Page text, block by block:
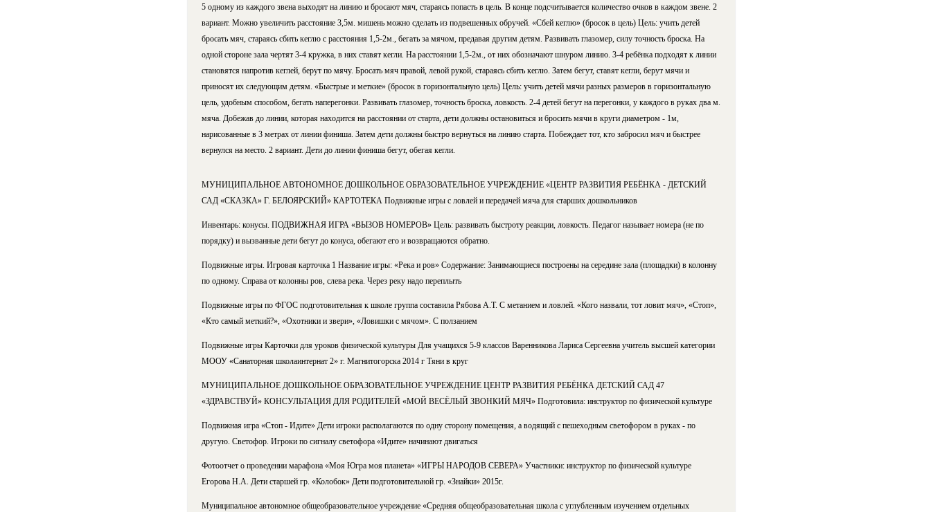
5 одному из каждого звена выходят на линию и бросают мяч, стараясь попасть в цель. В конце подсчитывается количество очков в каждом звене. 2
вариант. Можно увеличить расстояние 3,5м. мишень можно сделать из подвешенных обручей. «Сбей кеглю» (бросок в цель) Цель: учить детей
бросать мяч, стараясь сбить кеглю с расстояния 1,5-2м., бегать за мячом, предавая другим детям. Развивать глазомер, силу точность броска. На
одной стороне зала чертят 3-4 кружка, в них ставят кегли. На расстоянии 1,5-2м., от них обозначают шнуром линию. 3-4 ребёнка подходят к линии
становятся напротив кеглей, берут по мячу. Бросать мяч правой, левой рукой, стараясь сбить кеглю. Затем бегут, ставят кегли, берут мячи и
приносят их следующим детям. «Быстрые и меткие» (бросок в горизонтальную цель) Цель: учить детей мячи разных размеров в горизонтальную
цель, удобным способом, бегать наперегонки. Развивать глазомер, точность броска, ловкость. 2-4 детей бегут на перегонки, у каждого в руках два м.
мяча. Добежав до линии, которая находится на расстоянии от старта, дети должны остановиться и бросить мячи в круги диаметром - 1м,
нарисованные в 3 метрах от линии финиша. Затем дети должны быстро вернуться на линию старта. Побеждает тот, кто забросил мяч и быстрее
вернулся на место. 2 вариант. Дети до линии финиша бегут, обегая кегли.
МУНИЦИПАЛЬНОЕ АВТОНОМНОЕ ДОШКОЛЬНОЕ ОБРАЗОВАТЕЛЬНОЕ УЧРЕЖДЕНИЕ «ЦЕНТР РАЗВИТИЯ РЕБЁНКА - ДЕТСКИЙ
САД «СКАЗКА» Г. БЕЛОЯРСКИЙ» КАРТОТЕКА Подвижные игры с ловлей и передачей мяча для старших дошкольников
Инвентарь: конусы. ПОДВИЖНАЯ ИГРА «ВЫЗОВ НОМЕРОВ» Цель: развивать быстроту реакции, ловкость. Педагог называет номера (не по
порядку) и вызванные дети бегут до конуса, обегают его и возвращаются обратно.
Подвижные игры. Игровая карточка 1 Название игры: «Река и ров» Содержание: Занимающиеся построены на середине зала (площадки) в колонну
по одному. Справа от колонны ров, слева река. Через реку надо переплыть
Подвижные игры по ФГОС подготовительная к школе группа составила Рябова А.Т. С метанием и ловлей. «Кого назвали, тот ловит мяч», «Стоп»,
«Кто самый меткий?», «Охотники и звери», «Ловишки с мячом». С ползанием
Подвижные игры Карточки для уроков физической культуры Для учащихся 5-9 классов Варенникова Лариса Сергеевна учитель высшей категории
МООУ «Санаторная школаинтернат 2» г. Магнитогорска 2014 г Тяни в круг
МУНИЦИПАЛЬНОЕ ДОШКОЛЬНОЕ ОБРАЗОВАТЕЛЬНОЕ УЧРЕЖДЕНИЕ ЦЕНТР РАЗВИТИЯ РЕБЁНКА ДЕТСКИЙ САД 47
«ЗДРАВСТВУЙ» КОНСУЛЬТАЦИЯ ДЛЯ РОДИТЕЛЕЙ «МОЙ ВЕСЁЛЫЙ ЗВОНКИЙ МЯЧ» Подготовила: инструктор по физической культуре
Подвижная игра «Стоп - Идите» Дети игроки располагаются по одну сторону помещения, а водящий с пешеходным светофором в руках - по
другую. Светофор. Игроки по сигналу светофора «Идите» начинают двигаться
Фотоотчет о проведении марафона «Моя Югра моя планета» «ИГРЫ НАРОДОВ СЕВЕРА» Участники: инструктор по физической культуре
Егорова Н.А. Дети старшей гр. «Колобок» Дети подготовительной гр. «Знайки» 2015г.
Муниципальное автономное общеобразовательное учреждение «Средняя общеобразовательная школа с углубленным изучением отдельных